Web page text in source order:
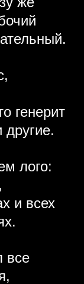
генерит
лого:
и всех
все